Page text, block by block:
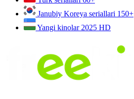
Janubiy Koreya seriallari 150+
Yangi kinolar 2025 HD